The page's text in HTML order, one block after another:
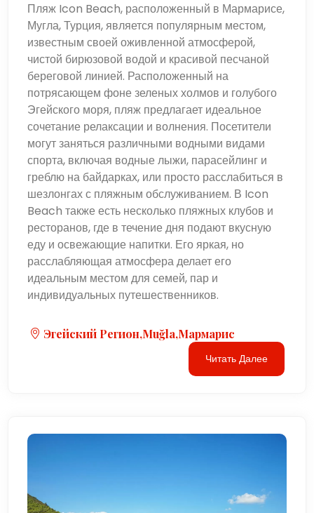
Пляж Icon Beach, расположенный в Мармарисе,
Мугла, Турция, является популярным местом,
известным своей оживленной атмосферой,
чистой бирюзовой водой и красивой песчаной
береговой линией. Расположенный на
потрясающем фоне зеленых холмов и голубого
Эгейского моря, пляж предлагает идеальное
сочетание релаксации и волнения. Посетители
могут заняться различными водными видами
спорта, включая водные лыжи, парасейлинг и
греблю на байдарках, или просто расслабиться в
шезлонгах с пляжным обслуживанием. В Icon
Beach также есть несколько пляжных клубов и
ресторанов, где в течение дня подают вкусную
еду и освежающие напитки. Его яркая, но
расслабляющая атмосфера делает его
идеальным местом для семей, пар и
индивидуальных путешественников.
Эгейский Регион,Muğla,Мармарис
Читать Далее